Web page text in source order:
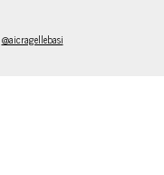
@aicragellebasi